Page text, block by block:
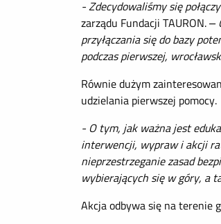
- Zdecydowaliśmy się
zarządu Fundacji TAURON.–
przyłączania się do bazy
podczas pierwszej,
Równie dużym
udzielania pierwszej pomocy.
- O tym, jak ważna jest
interwencji, wypraw i akcji
nieprzestrzeganie zasad
wybierających się w góry, a
Akcja odbywa się na terenie